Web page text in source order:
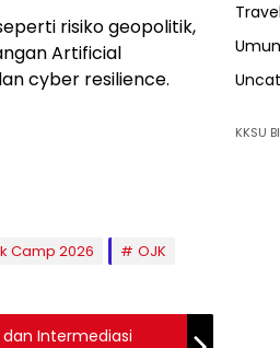
risiko geopolitik,
Artificial
cyber resilience.
Camp 2026
OJK
dan Intermediasi
Travel
KKSU BI